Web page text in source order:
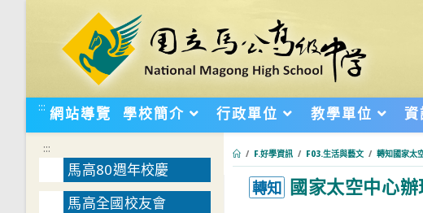
::: 網站導覽 學校簡介 行政單位 教學單位 資
/ F.好學資訊 / F03.生活與藝文 / 轉知國家太
轉知 國家太空中心
:::
馬高80週年校慶
馬高全國校友會